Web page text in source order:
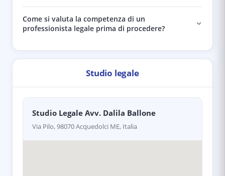
Come si valuta la competenza di un
professionista legale prima di procedere?
Studio legale
Studio Legale Avv. Dalila Ballone
Via Pilo, 98070 Acquedolci ME, Italia